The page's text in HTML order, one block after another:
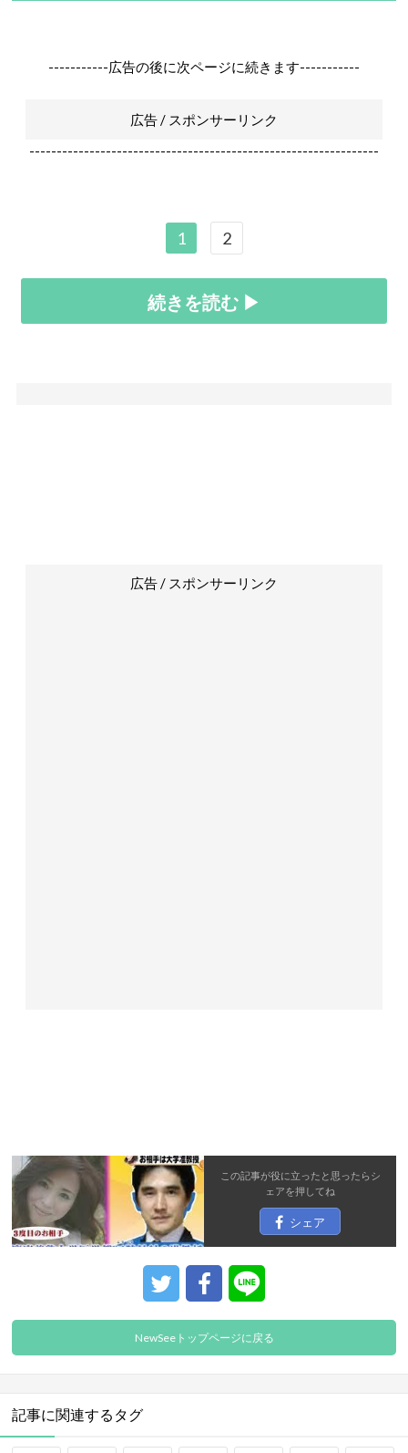
-----------広告の後に次ページに続きます-----------
広告 / スポンサーリンク
----------------------------------------------------------------
1 2
続きを読む ▶
広告 / スポンサーリンク
この記事が役に立ったと思ったらシ
ェアを押してね
シェア
NewSeeトップページに戻る
記事に関連するタグ